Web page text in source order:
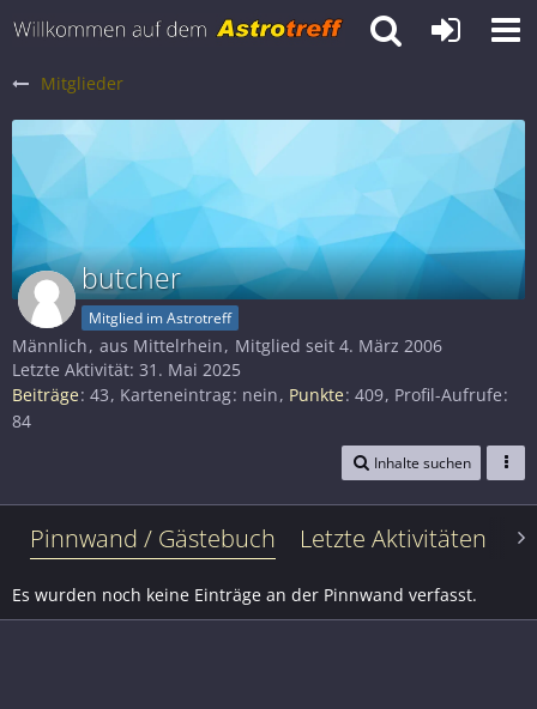
Mitglieder
butcher
Mitglied im Astrotreff
Männlich aus Mittelrhein
Mitglied seit 4. März 2006
Letzte Aktivität: 31. Mai 2025
Beiträge 43 Karteneintrag nein Punkte 409 Profil-Aufrufe
84
Inhalte suchen
Pinnwand / Gästebuch Letzte Aktivitäten
Es wurden noch keine Einträge an der Pinnwand verfasst.